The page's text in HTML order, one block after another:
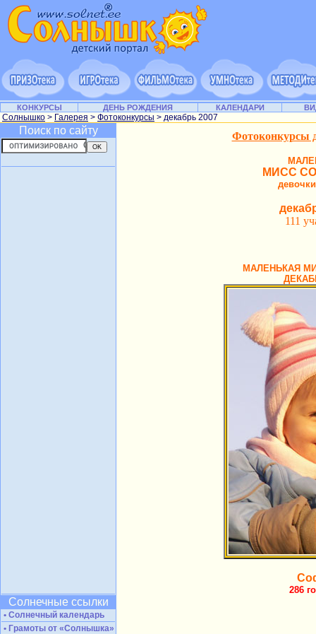
КОНКУРСЫ ДЕНЬ РОЖДЕНИЯ КАЛЕНДАРИ
Солнышко > Галерея > Фотоконкурсы > декабрь 2007
Поиск по сайту
Солнечные ссылки
• Солнечный календарь
• Грамоты от «Солнышка»
Фотоконкурсы
МИСС
111
МАЛЕНЬКАЯ
286